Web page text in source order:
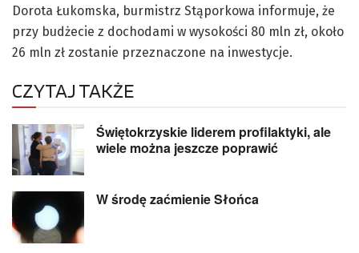
Dorota Łukomska, burmistrz Stąporkowa informuje, że
przy budżecie z dochodami w wysokości 80 mln zł, około
26 mln zł zostanie przeznaczone na inwestycje.
CZYTAJ TAKŻE
Świętokrzyskie liderem profilaktyki, ale
wiele można jeszcze poprawić
W środę zaćmienie Słońca